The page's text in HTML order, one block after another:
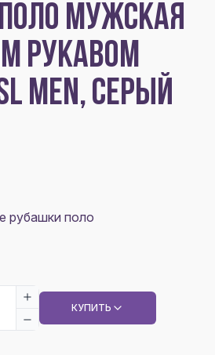
МУЖСКАЯ
РУКАВОМ
MEN, СЕРЫЙ
рубашки поло
КУПИТЬ